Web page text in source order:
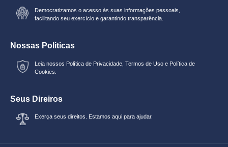
Democratizamos o acesso às suas informações pessoais,
facilitando seu exercício e garantindo transparência.
Nossas Politicas
Leia nossos Política de Privacidade ,Termos de Uso e Política de
Cookies.
Seus Direiros
Exerça seus direitos. Estamos aqui para ajudar.